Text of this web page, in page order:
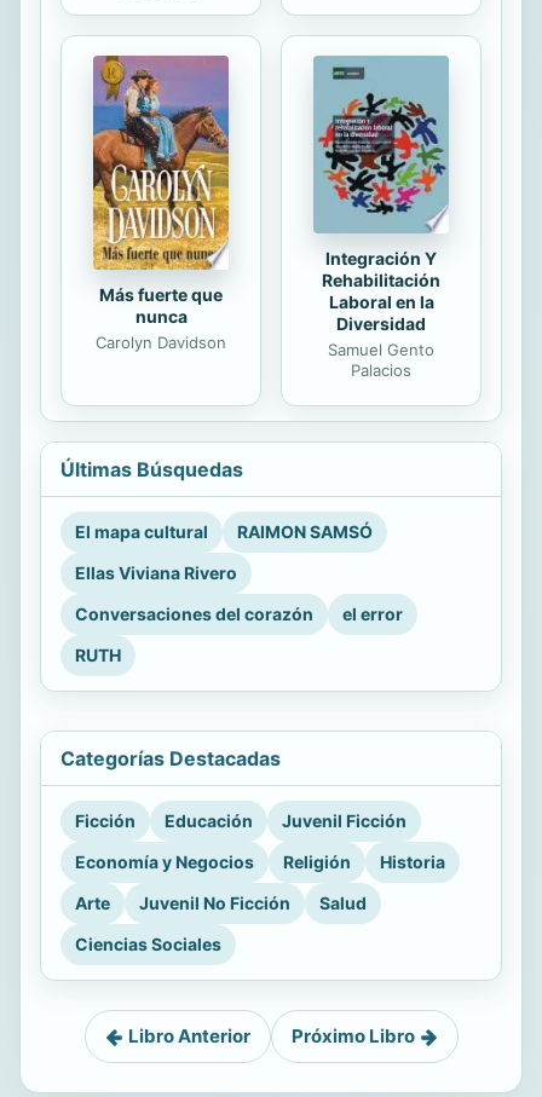
Más fuerte que
nunca
Carolyn Davidson
Integración Y
Rehabilitación
Laboral en la
Diversidad
Samuel Gento
Palacios
Últimas Búsquedas
El mapa cultural
RAIMON SAMSÓ
Ellas Viviana Rivero
Conversaciones del corazón
el error
RUTH
Categorías Destacadas
Ficción Educación
Juvenil Ficción
Economía y Negocios
Religión
Historia
Arte
Juvenil No Ficción
Salud
Ciencias Sociales
Libro Anterior Próximo Libro